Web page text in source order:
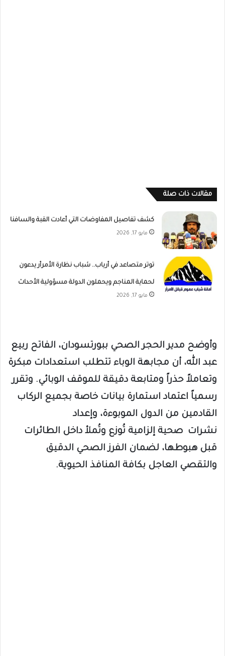
مقالات ذات صلة
كشف تفاصيل المفاوضات التي أعادت القبة والسافنا
مايو 17, 2026
توتر متصاعد في أرياب.. شباب نظارة الأمرأر يدعون
لحماية المناجم ويحملون الدولة مسؤولية الأحداث
مايو 17, 2026
​وأوضح مدير الحجر الصحي ببورتسودان، الفاتح ربيع
عبد الله، أن مجابهة الوباء تتطلب استعدادات مبكرة
وتعاملاً حذراً ومتابعة دقيقة للموقف الوبائي. وتقرر
رسمياً اعتماد استمارة بيانات خاصة بجميع الركاب
القادمين من الدول الموبوءة، وإعداد
نشرات صحية إلزامية تُوزع وتُملأ داخل الطائرات
قبل هبوطها، لضمان الفرز الصحي الدقيق
والتقصي العاجل بكافة المنافذ الحيوية.